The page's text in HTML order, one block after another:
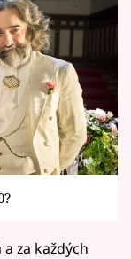
za každých